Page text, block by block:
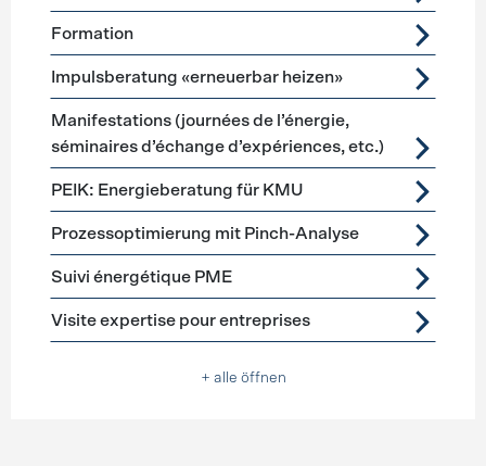
Formation
Impulsberatung «erneuerbar heizen»
Manifestations (journées de l’énergie,
séminaires d’échange d’expériences, etc.)
PEIK: Energieberatung für KMU
Prozessoptimierung mit Pinch-Analyse
Suivi énergétique PME
Visite expertise pour entreprises
+ alle öffnen